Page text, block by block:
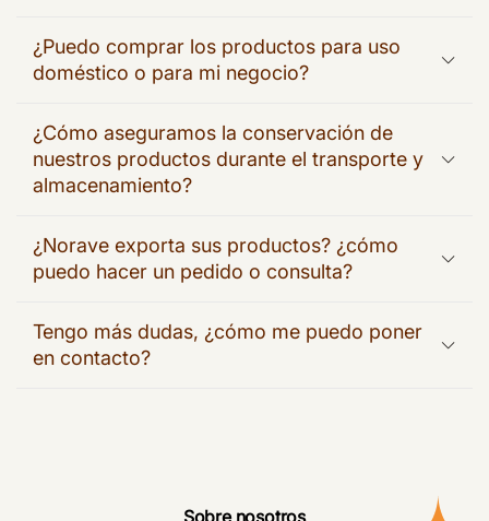
¿Puedo comprar los productos para uso
doméstico o para mi negocio?
¿Cómo aseguramos la conservación de
nuestros productos durante el transporte y
almacenamiento?
¿Norave exporta sus productos? ¿cómo
puedo hacer un pedido o consulta?
Tengo más dudas, ¿cómo me puedo poner
en contacto?